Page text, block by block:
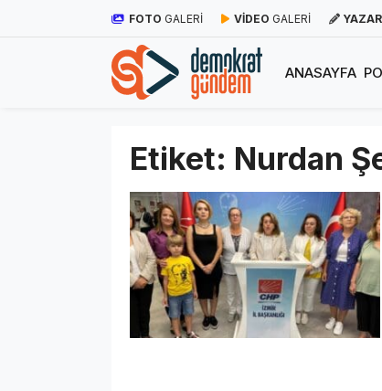
FOTO GALERİ VİDEO GALERİ
ANASAYFA
Etiket: Nurdan